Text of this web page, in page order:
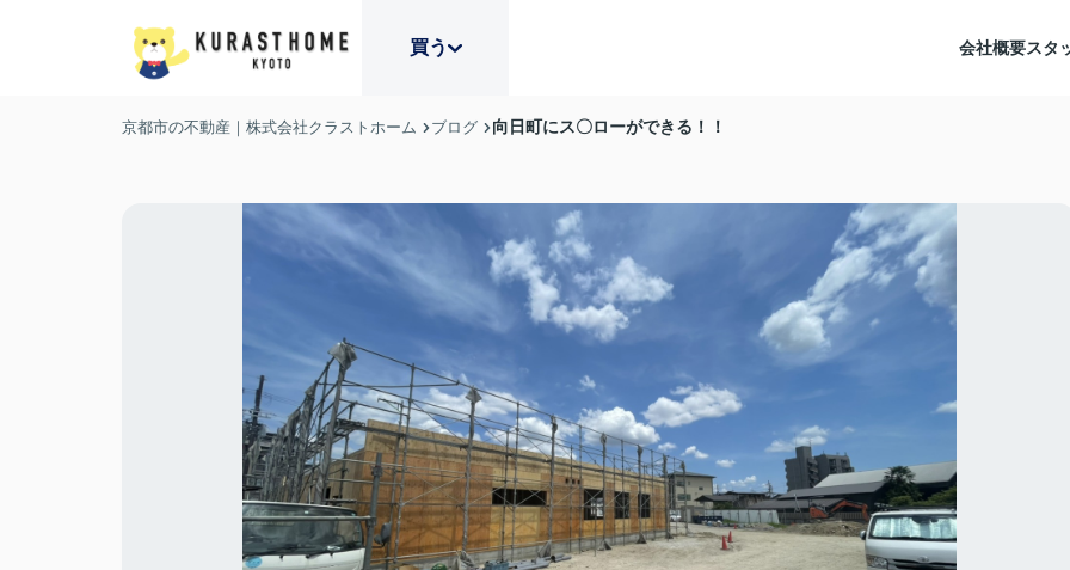
買う 会社概要スタ
京都市の不動産｜株式会社クラストホーム ブログ 向日町にス〇ローができる！！